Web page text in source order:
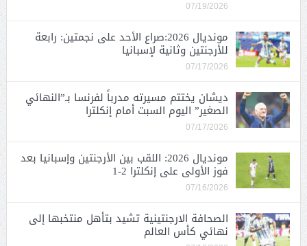
07/19/2026
مونديال 2026:صراع الأحد على نجمتين: رابعة
للأرجنتين وثانية لإسبانيا
07/17/2026
ديشان يختتم مسيرته مدرباً لفرنسا بـ”النهائي
الصغير” اليوم السبت أمام إنكلترا
07/17/2026
مونديال 2026: اللقب بين الأرجنتين وإسبانيا بعد
فوز الأولى على إنكلترا 2-1
07/16/2026
الصحافة الارجنتينية تشيد بتأهل منتخبها إلى
نهائي كأس العالم